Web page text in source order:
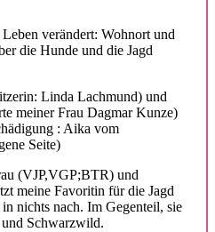
verändert: Wohnort und
die Hunde und die Jagd
Linda Lachmund) und
meiner Frau Dagmar Kunze)
: Aika vom
Seite)
(VJP,VGP;BTR) und
meine Favoritin für die Jagd
nichts nach. Im Gegenteil, sie
Schwarzwild.